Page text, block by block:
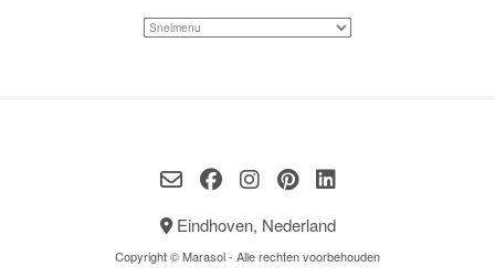
Eindhoven, Nederland
Copyright © Marasol - Alle rechten voorbehouden